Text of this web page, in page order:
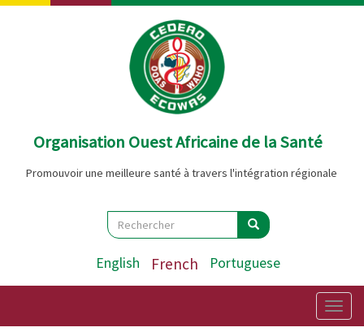
Aller
Organisation Ouest Africaine de la Santé
Promouvoir une meilleure santé à travers l'intégration régionale
Search
Rechercher Rechercher
English French Portuguese